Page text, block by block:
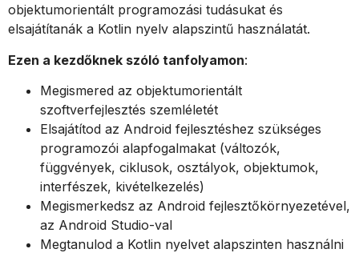
objektumorientált programozási tudásukat és
elsajátítanák a Kotlin nyelv alapszintű használatát.
Ezen a kezdőknek szóló tanfolyamon:
Megismered az objektumorientált
szoftverfejlesztés szemléletét
Elsajátítod az Android fejlesztéshez szükséges
programozói alapfogalmakat (változók,
függvények, ciklusok, osztályok, objektumok,
interfészek, kivételkezelés)
Megismerkedsz az Android fejlesztőkörnyezetével,
az Android Studio-val
Megtanulod a Kotlin nyelvet alapszinten használni